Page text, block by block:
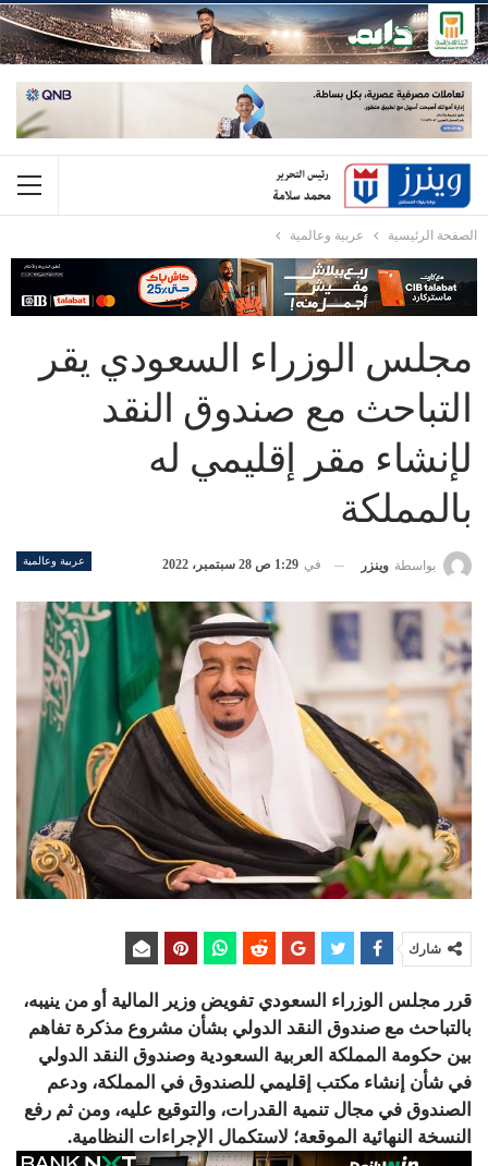
الصفحة الرئيسية عربية وعالمية
مجلس الوزراء السعودي يقر
التباحث مع صندوق النقد
لإنشاء مقر إقليمي له
بالمملكة
عربية وعالمية بواسطة وينزر في 1:29 ص 28 سبتمبر، 2022
شارك
قرر مجلس الوزراء السعودي تفويض وزير المالية أو من ينيبه،
بالتباحث مع صندوق النقد الدولي بشأن مشروع مذكرة تفاهم
بين حكومة المملكة العربية السعودية وصندوق النقد الدولي
في شأن إنشاء مكتب إقليمي للصندوق في المملكة، ودعم
الصندوق في مجال تنمية القدرات، والتوقيع عليه، ومن ثم رفع
النسخة النهائية الموقعة؛ لاستكمال الإجراءات النظامية.